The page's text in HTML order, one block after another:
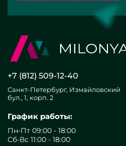
+7 (812) 509-12-40
Санкт-Петербург, Измайловский
бул., 1, корп. 2
График работы:
Пн-Пт 09:00 - 18:00
Сб-Вс 11:00 - 18:00